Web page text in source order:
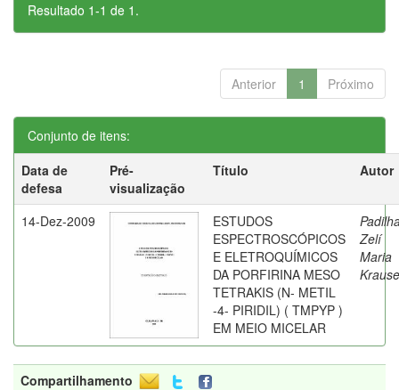
Resultado 1-1 de 1.
Anterior 1 Próximo
Conjunto de itens:
Data de
defesa
Pré-
visualização
Título Autor
14-Dez-2009
ESTUDOS
ESPECTROSCÓPICOS
E ELETROQUÍMICOS
DA PORFIRINA MESO
TETRAKIS (N- METIL
-4- PIRIDIL) ( TMPYP )
EM MEIO MICELAR
Zelí
Maria
Krause
Compartilhamento